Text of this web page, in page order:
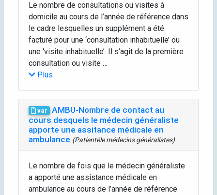
Le nombre de consultations ou visites à
domicile au cours de l’année de référence dans
le cadre lesquelles un supplément a été
facturé pour une ‘consultation inhabituelle’ ou
une ‘visite inhabituelle’. Il s’agit de la première
consultation ou visite …
Plus
var
AMBU-Nombre de contact au
cours desquels le médecin généraliste
apporte une assitance médicale en
ambulance (Patientèle médecins généralistes)
Le nombre de fois que le médecin généraliste
a apporté une assistance médicale en
ambulance au cours de l’année de référence